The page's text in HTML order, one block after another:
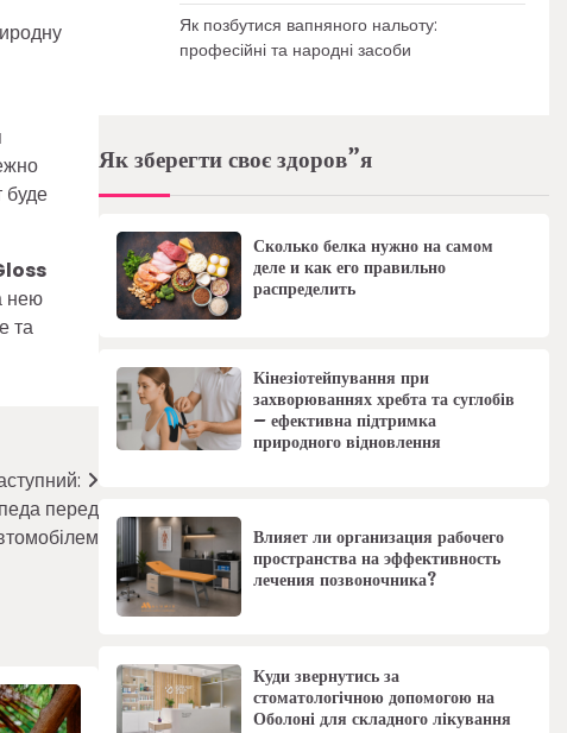
буде
нею
та
перед
Як позбутися вапняного нальоту:
професійні та народні засоби
Як зберегти своє здоров”я
Сколько белка нужно на самом
деле и как его правильно
распределить
Кінезіотейпування при
захворюваннях хребта та суглобів
– ефективна підтримка
природного відновлення
Влияет ли организация рабочего
пространства на эффективность
лечения позвоночника?
Куди звернутись за
стоматологічною допомогою на
Оболоні для складного лікування